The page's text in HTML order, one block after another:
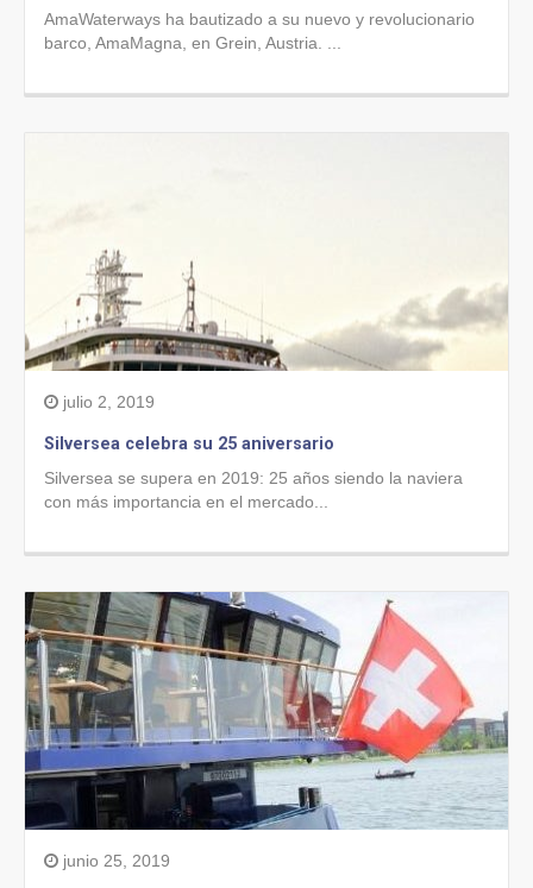
AmaWaterways ha bautizado a su nuevo y revolucionario
barco, AmaMagna, en Grein, Austria. ...
julio 2, 2019
Silversea celebra su 25 aniversario
Silversea se supera en 2019: 25 años siendo la naviera
con más importancia en el mercado...
junio 25, 2019